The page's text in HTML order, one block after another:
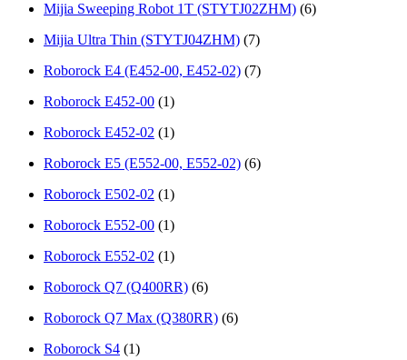
Mijia Sweeping Robot 1T (STYTJ02ZHM) (6)
Mijia Ultra Thin (STYTJ04ZHM) (7)
Roborock E4 (E452-00, E452-02) (7)
Roborock E452-00 (1)
Roborock E452-02 (1)
Roborock E5 (E552-00, E552-02) (6)
Roborock E502-02 (1)
Roborock E552-00 (1)
Roborock E552-02 (1)
Roborock Q7 (Q400RR) (6)
Roborock Q7 Max (Q380RR) (6)
Roborock S4 (1)